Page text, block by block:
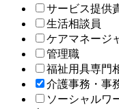
サービス提供
生活相談員
ケアマネージ
管理職
福祉用具専門
介護事務・事
ソーシャルワ